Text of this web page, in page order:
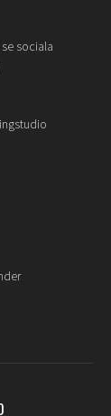
sociala